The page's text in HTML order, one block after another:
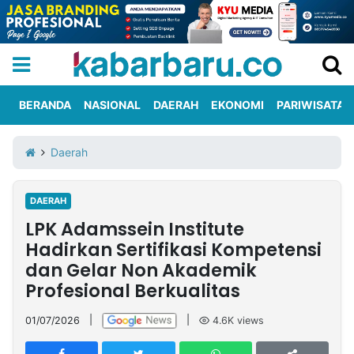
Iklan
Berita
Kami
Nasional
International
Olahraga
Entertainment
Daerah
Pariwisata
Kuliner
Kolom
Network
PT
TREETAN
BERANDA NASIONAL DAERAH EKONOMI PARIWISATA
Daerah
DAERAH
LPK Adamssein Institute
Hadirkan Sertifikasi Kompetensi
dan Gelar Non Akademik
Profesional Berkualitas
01/07/2026 4.6K views